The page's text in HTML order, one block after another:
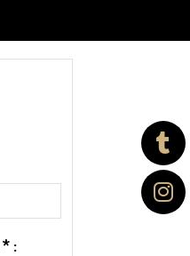
* :